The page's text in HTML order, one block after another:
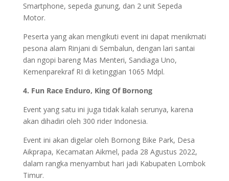
Smartphone, sepeda gunung, dan 2 unit Sepeda
Motor.
Peserta yang akan mengikuti event ini dapat menikmati
pesona alam Rinjani di Sembalun, dengan lari santai
dan ngopi bareng Mas Menteri, Sandiaga Uno,
Kemenparekraf RI di ketinggian 1065 Mdpl.
4. Fun Race Enduro, King Of Bornong
Event yang satu ini juga tidak kalah serunya, karena
akan dihadiri oleh 300 rider Indonesia.
Event ini akan digelar oleh Bornong Bike Park, Desa
Aikprapa, Kecamatan Aikmel, pada 28 Agustus 2022,
dalam rangka menyambut hari jadi Kabupaten Lombok
Timur.